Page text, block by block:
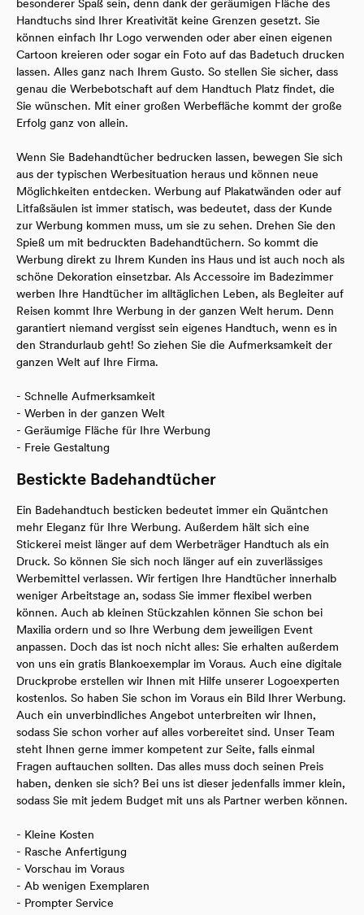
besonderer Spaß sein, denn dank der geräumigen Fläche des
Handtuchs sind Ihrer Kreativität keine Grenzen gesetzt. Sie
können einfach Ihr Logo verwenden oder aber einen eigenen
Cartoon kreieren oder sogar ein Foto auf das Badetuch drucken
lassen. Alles ganz nach Ihrem Gusto. So stellen Sie sicher, dass
genau die Werbebotschaft auf dem Handtuch Platz findet, die
Sie wünschen. Mit einer großen Werbefläche kommt der große
Erfolg ganz von allein.
Wenn Sie Badehandtücher bedrucken lassen, bewegen Sie sich
aus der typischen Werbesituation heraus und können neue
Möglichkeiten entdecken. Werbung auf Plakatwänden oder auf
Litfaßsäulen ist immer statisch, was bedeutet, dass der Kunde
zur Werbung kommen muss, um sie zu sehen. Drehen Sie den
Spieß um mit bedruckten Badehandtüchern. So kommt die
Werbung direkt zu Ihrem Kunden ins Haus und ist auch noch als
schöne Dekoration einsetzbar. Als Accessoire im Badezimmer
werben Ihre Handtücher im alltäglichen Leben, als Begleiter auf
Reisen kommt Ihre Werbung in der ganzen Welt herum. Denn
garantiert niemand vergisst sein eigenes Handtuch, wenn es in
den Strandurlaub geht! So ziehen Sie die Aufmerksamkeit der
ganzen Welt auf Ihre Firma.
- Schnelle Aufmerksamkeit
- Werben in der ganzen Welt
- Geräumige Fläche für Ihre Werbung
- Freie Gestaltung
Bestickte Badehandtücher
Ein Badehandtuch besticken bedeutet immer ein Quäntchen
mehr Eleganz für Ihre Werbung. Außerdem hält sich eine
Stickerei meist länger auf dem Werbeträger Handtuch als ein
Druck. So können Sie sich noch länger auf ein zuverlässiges
Werbemittel verlassen. Wir fertigen Ihre Handtücher innerhalb
weniger Arbeitstage an, sodass Sie immer flexibel werben
können. Auch ab kleinen Stückzahlen können Sie schon bei
Maxilia ordern und so Ihre Werbung dem jeweiligen Event
anpassen. Doch das ist noch nicht alles: Sie erhalten außerdem
von uns ein gratis Blankoexemplar im Voraus. Auch eine digitale
Druckprobe erstellen wir Ihnen mit Hilfe unserer Logoexperten
kostenlos. So haben Sie schon im Voraus ein Bild Ihrer Werbung.
Auch ein unverbindliches Angebot unterbreiten wir Ihnen,
sodass Sie schon vorher auf alles vorbereitet sind. Unser Team
steht Ihnen gerne immer kompetent zur Seite, falls einmal
Fragen auftauchen sollten. Das alles muss doch seinen Preis
haben, denken sie sich? Bei uns ist dieser jedenfalls immer klein,
sodass Sie mit jedem Budget mit uns als Partner werben können.
- Kleine Kosten
- Rasche Anfertigung
- Vorschau im Voraus
- Ab wenigen Exemplaren
- Prompter Service